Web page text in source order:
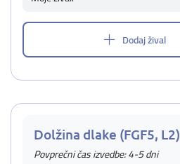
Dodaj žival
Dolžina dlake (FGF5, L2)
Povprečni čas izvedbe: 4-5 dni